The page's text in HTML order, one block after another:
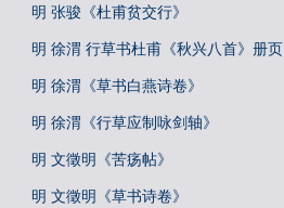
明 张骏《杜甫贫交行》
明 徐渭 行草书杜甫《秋兴八首》册页
明 徐渭《草书白燕诗卷》
明 徐渭《行草应制咏剑轴》
明 文徵明《苦疡帖》
明 文徵明《草书诗卷》